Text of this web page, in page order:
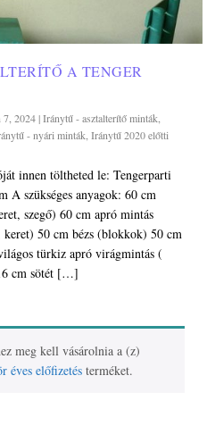
A TENGER
7, 2024|Iránytű - asztalterítő minták
- nyári minták ,Iránytű 2020 előtti
innen töltheted le: Tengerparti
A szükséges anyagok: 60 cm
szegő) 60 cm apró mintás
50 cm bézs (blokkok) 50 cm
türkiz apró virágmintás (
cm sötét […]
meg kell vásárolnia a (z)
éves előfizetés terméket.